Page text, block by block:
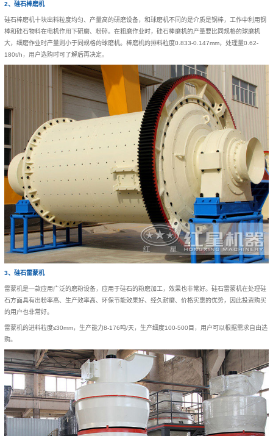
2、硅石棒磨机
硅石棒磨机十块出料粒度均匀、产量高的研磨设备，和球磨机不同的是介质是钢棒，工作中利用钢
棒和硅石物料在电机作用下研磨、粉碎。在粗磨作业时，硅石棒磨机的产量要比同规格的球磨机
大，细磨作业时产量则小于同规格的球磨机。棒磨机的排料粒度0.833-0.147mm，处理量0.62-
180t/h，用户选购时可了解后再决定。
3、硅石雷蒙机
雷蒙机是一款应用广泛的磨粉设备，应用于硅石的粉磨加工，效果也非常好。硅石雷蒙机在处理硅
石方面具有出粉率高、生产效率高、环保节能效果好、经久耐磨、价格实惠的优势，因此投资购买
的用户也非常好。
雷蒙机的进料粒度≤30mm，生产能力8-176吨/天，生产细度100-500目，用户可以根据需求自由选
购。